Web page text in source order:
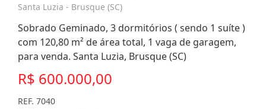
Santa Luzia - Brusque (SC)
Sobrado Geminado, 3 dormitórios ( sendo 1 suíte )
com 120,80 m² de área total, 1 vaga de garagem,
para venda. Santa Luzia, Brusque (SC)
R$ 600.000,00
REF. 7040